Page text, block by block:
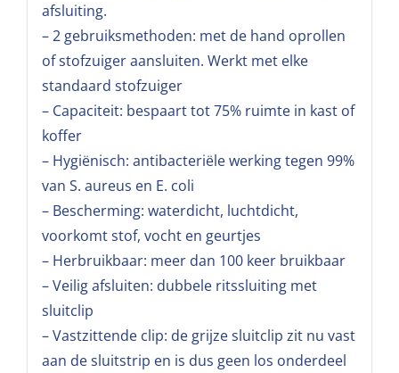
afsluiting.
– 2 gebruiksmethoden: met de hand oprollen
of stofzuiger aansluiten. Werkt met elke
standaard stofzuiger
– Capaciteit: bespaart tot 75% ruimte in kast of
koffer
– Hygiënisch: antibacteriële werking tegen 99%
van S. aureus en E. coli
– Bescherming: waterdicht, luchtdicht,
voorkomt stof, vocht en geurtjes
– Herbruikbaar: meer dan 100 keer bruikbaar
– Veilig afsluiten: dubbele ritssluiting met
sluitclip
– Vastzittende clip: de grijze sluitclip zit nu vast
aan de sluitstrip en is dus geen los onderdeel